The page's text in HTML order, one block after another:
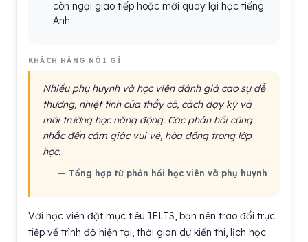
còn ngại giao tiếp hoặc mới quay lại học tiếng
Anh.
KHÁCH HÀNG NÓI GÌ
Nhiều phụ huynh và học viên đánh giá cao sự dễ
thương, nhiệt tình của thầy cô, cách dạy kỹ và
môi trường học năng động. Các phản hồi cũng
nhắc đến cảm giác vui vẻ, hòa đồng trong lớp
học.
— Tổng hợp từ phản hồi học viên và phụ huynh
Với học viên đặt mục tiêu IELTS, bạn nên trao đổi trực
tiếp về trình độ hiện tại, thời gian dự kiến thi, lịch học